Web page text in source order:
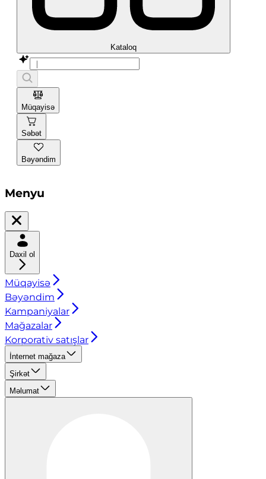
Kataloq
Müqayisə
Səbət
Bəyəndim
Menyu
Daxil ol
Müqayisə
Bəyəndim
Kampaniyalar
Mağazalar
Korporativ satışlar
İnternet mağaza
Şirkət
Məlumat